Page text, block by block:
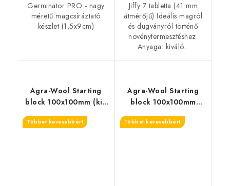
Germinator PRO - nagy
méretű magcsíráztató
készlet (1,5x9cm)
Jiffy 7 tabletta (41 mm
átmérőjű) Ideális magról
és dugványról történő
növénytermesztéshez.
Anyaga: kiváló...
Agra-Wool Starting
block 100x100mm (kis
lyuk 28/35)
Többet kevesebbért
Agra-Wool Starting
block 100x100mm
(nagy lyuk 38/35)
Többet kevesebbért